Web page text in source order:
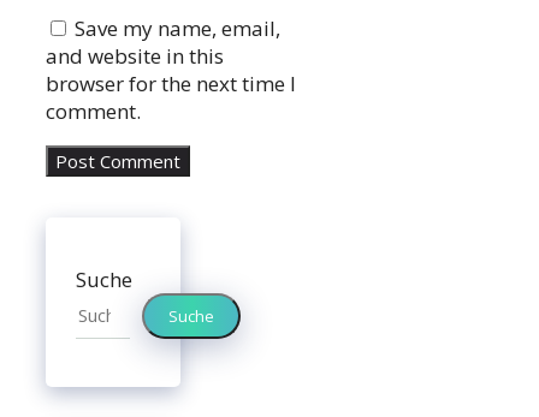
Save my name, email,
and website in this
browser for the next time I
comment.
Suche
Suche